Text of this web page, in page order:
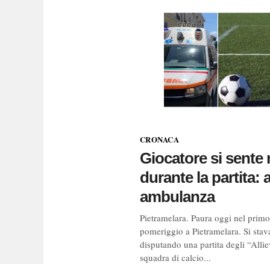
CRONACA
Giocatore si sente
durante la partita:
ambulanza
Pietramelara. Paura oggi nel primo
pomeriggio a Pietramelara. Si
disputando una partita degli
squadra di calcio...